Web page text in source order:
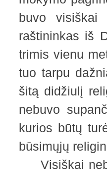
buvo visiškai
raštininkas iš
trimis vienu
tuo tarpu
šitą didžiulį
nebuvo
kurios būtų
būsimųjų
Visiškai